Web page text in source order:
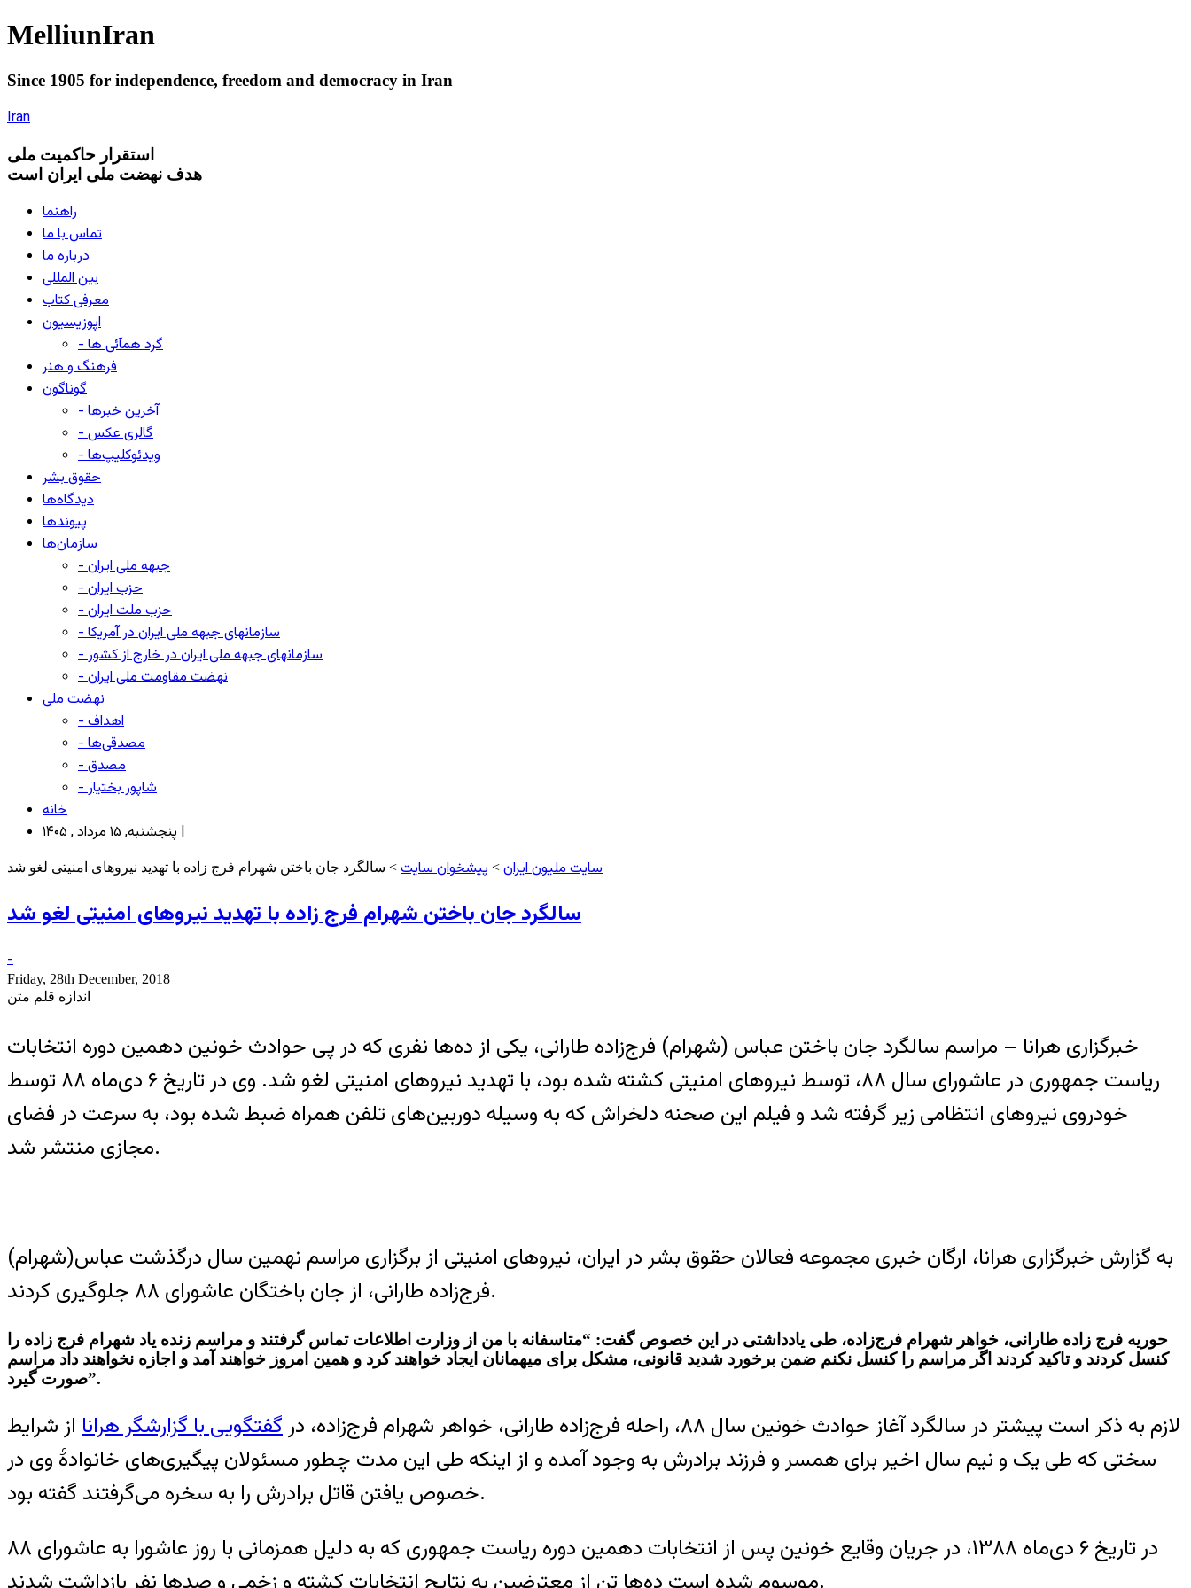
MelliunIran
Since 1905 for independence, freedom and democracy in Iran
Iran
استقرار حاکميت ملی
هدف نهضت ملی ایران است
راهنما
تماس با ما
درباره ما
بین المللی
معرفی کتاب
اپوزیسیون
- گرد همآئی ها
فرهنگ و هنر
گوناگون
- آخرین خبرها
- گالری عکس
- ویدئوکلیپ‌ها
حقوق بشر
دیدگاه‌ها
پیوندها
سازمان‌ها
- جبهه ملی ایران
- حزب ایران
- حزب ملت ایران
- سازمانهای جبهه ملی ایران در آمریکا
- سازمانهای جبهه ملی ایران در خارج از کشور
- نهضت مقاومت ملی ایران
نهضت ملی
- اهداف
- مصدقی‌ها
- مصدق
- شاپور بختیار
خانه
پنجشنبه, ۱۵ مرداد , ۱۴۰۵ |
سایت ملیون ایران > پیشخوان سایت > سالگرد جان باختن شهرام فرج زاده با تهدید نیروهای امنیتی لغو شد
سالگرد جان باختن شهرام فرج زاده با تهدید نیروهای امنیتی لغو شد
-
Friday, 28th December, 2018
اندازه قلم متن
خبرگزاری هرانا – مراسم سالگرد جان باختن عباس (شهرام) فرج‌زاده طارانی، یکی از ده‌ها نفری که در پی حوادث خونین دهمین دوره انتخابات
ریاست جمهوری در عاشورای سال ۸۸، توسط نیروهای امنیتی کشته شده بود، با تهدید نیروهای امنیتی لغو شد. وی در تاریخ ۶ دی‌ماه ۸۸ توسط
خودروی نیروهای انتظامی زیر گرفته شد و فیلم این صحنه دلخراش که به وسیله دوربین‌های تلفن همراه ضبط شده بود، به سرعت در فضای
مجازی منتشر شد.
به گزارش خبرگزاری هرانا، ارگان خبری مجموعه فعالان حقوق بشر در ایران، نیروهای امنیتی از برگزاری مراسم نهمین سال درگذشت عباس(شهرام)
فرج‌زاده طارانی، از جان باختگان عاشورای ۸۸ جلوگیری کردند.
حوریه فرج زاده طارانی، خواهر شهرام فرج‌زاده، طی یادداشتی در این خصوص گفت: “متاسفانه با من از وزارت اطلاعات تماس گرفتند و مراسم زنده یاد شهرام فرج زاده را
کنسل کردند و تاکید کردند اگر مراسم را کنسل نکنم ضمن برخورد شدید قانونی، مشکل برای میهمانان ایجاد خواهند کرد و همین امروز خواهند آمد و اجازه نخواهند داد مراسم
صورت گیرد”.
لازم به ذکر است پیشتر در سالگرد آغاز حوادث خونین سال ۸۸، راحله فرج‌زاده طارانی، خواهر شهرام فرج‌زاده، در گفتگویی با گزارشگر هرانا از شرایط
سختی که طی یک و نیم سال اخیر برای همسر و فرزند برادرش به وجود آمده و از اینکه طی این مدت چطور مسئولان پیگیری‌های خانوادهٔ وی در
خصوص یافتن قاتل برادرش را به سخره می‌گرفتند گفته‌ بود.
در تاریخ ۶ دی‌ماه ۱۳۸۸، در جریان وقایع خونین پس از انتخابات دهمین دوره ریاست جمهوری که به دلیل همزمانی با روز عاشورا به عاشورای ۸۸